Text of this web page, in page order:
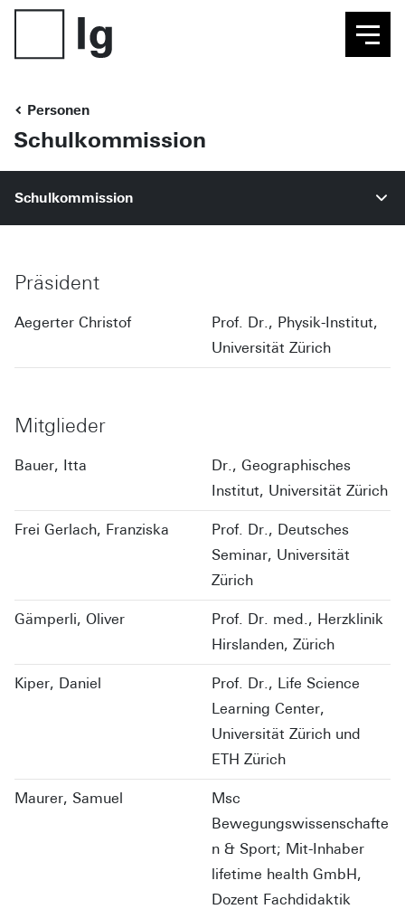
Personen
Schulkommission
Schulkommission
Präsident
Aegerter Christof
Prof. Dr., Physik-Institut,
Universität Zürich
Mitglieder
Bauer, Itta
Dr., Geographisches
Institut, Universität Zürich
Frei Gerlach, Franziska
Prof. Dr., Deutsches
Seminar, Universität
Zürich
Gämperli, Oliver
Prof. Dr. med., Herzklinik
Hirslanden, Zürich
Kiper, Daniel
Prof. Dr., Life Science
Learning Center,
Universität Zürich und
ETH Zürich
Maurer, Samuel
Msc
Bewegungswissenschafte
n & Sport; Mit-Inhaber
lifetime health GmbH,
Dozent Fachdidaktik